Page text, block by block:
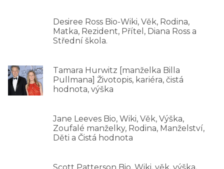
Desiree Ross Bio-Wiki, Věk, Rodina,
Matka, Rezident, Přítel, Diana Ross a
Střední škola.
Tamara Hurwitz [manželka Billa
Pullmana] Životopis, kariéra, čistá
hodnota, výška
Jane Leeves Bio, Wiki, Věk, Výška,
Zoufalé manželky, Rodina, Manželství,
Děti a Čistá hodnota